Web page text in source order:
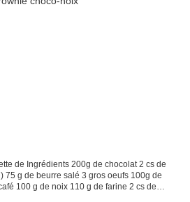
de Ingrédients 200g de chocolat 2 cs de
75 g de beurre salé 3 gros oeufs 100g de
100 g de noix 110 g de farine 2 cs de